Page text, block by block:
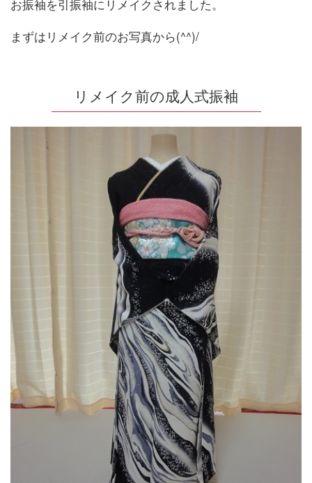
お振袖を引振袖にリメイクされました。
まずはリメイク前のお写真から(^^)/
リメイク前の成人式振袖